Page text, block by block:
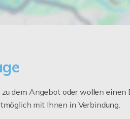
dem Angebot oder wollen
mit Ihnen in Verbindung.